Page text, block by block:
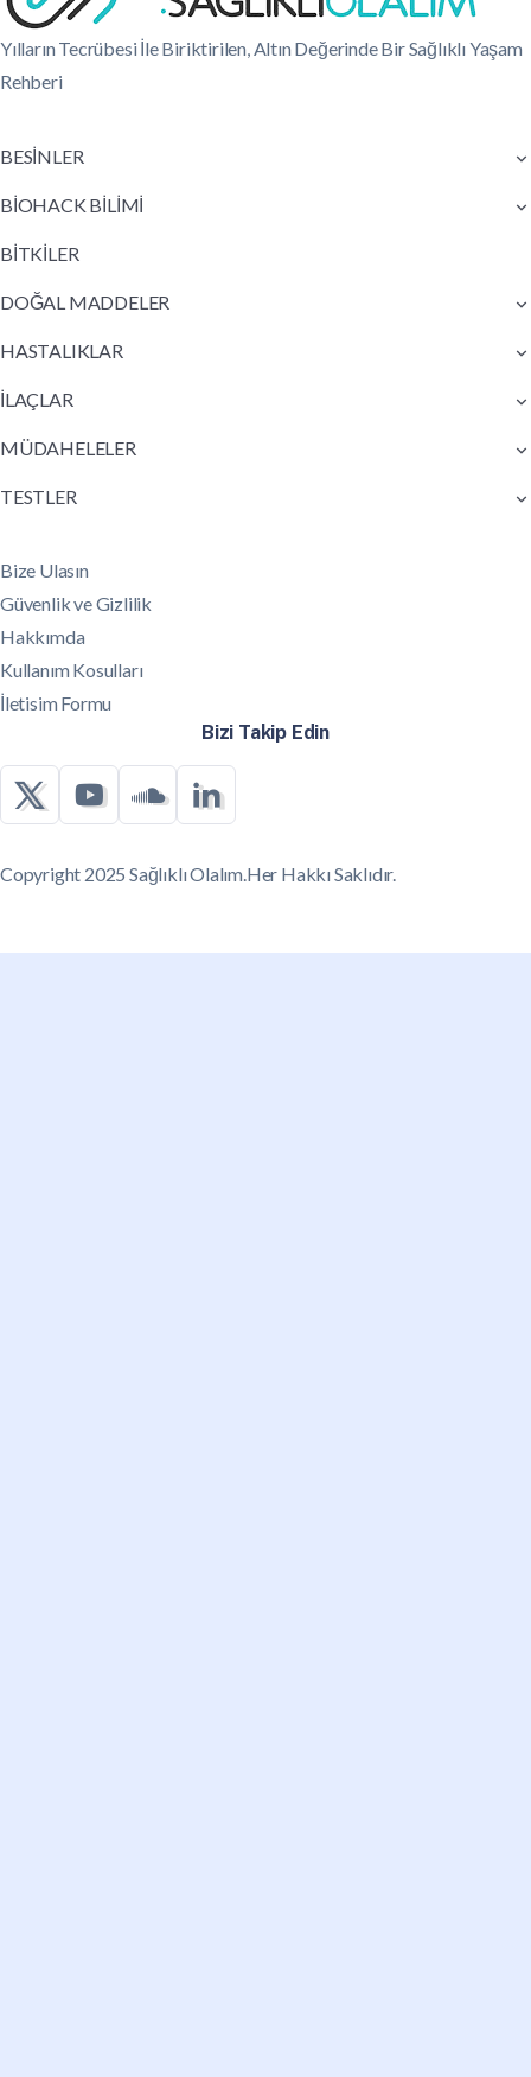
Yılların Tecrübesi İle Biriktirilen, Altın Değerinde Bir Sağlıklı Yaşam
Rehberi
BESİNLER
BİOHACK BİLİMİ
BİTKİLER
DOĞAL MADDELER
HASTALIKLAR
İLAÇLAR
MÜDAHELELER
TESTLER
Bize Ulasın
Güvenlik ve Gizlilik
Hakkımda
Kullanım Kosulları
İletisim Formu
Bizi Takip Edin
Copyright 2025 Sağlıklı Olalım.Her Hakkı Saklıdır.